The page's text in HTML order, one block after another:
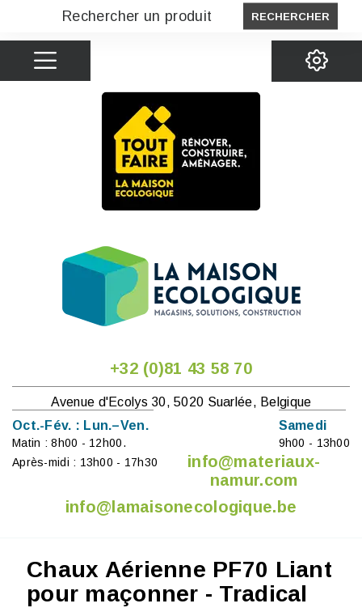
RECHERCHER
+32 (0)81 43 58 70
Avenue d'Ecolys 30, 5020 Suarlée, Belgique
Oct.-Fév. : Lun.–Ven.
Matin : 8h00 - 12h00.
Après-midi : 13h00 - 17h30
Samedi
9h00 - 13h00
info@materiaux-
namur.com
info@lamaisonecologique.be
Chaux Aérienne PF70 Liant
pour maçonner - Tradical